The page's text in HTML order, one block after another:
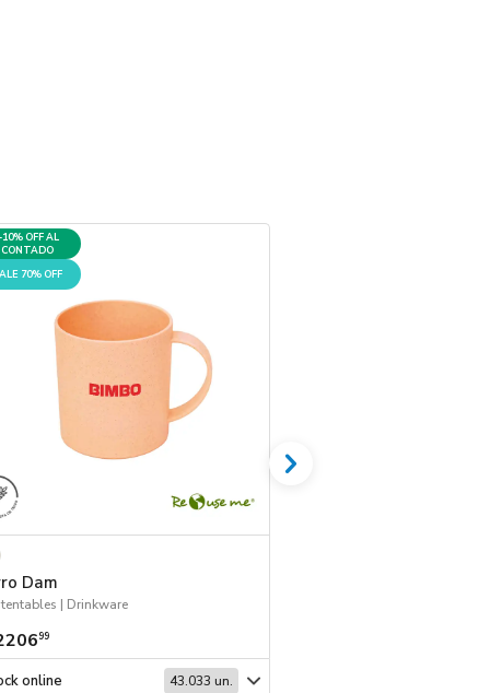
OFF AL
CONTADO
70% OFF
Dam
| Drinkware
99
online 43.033 un.